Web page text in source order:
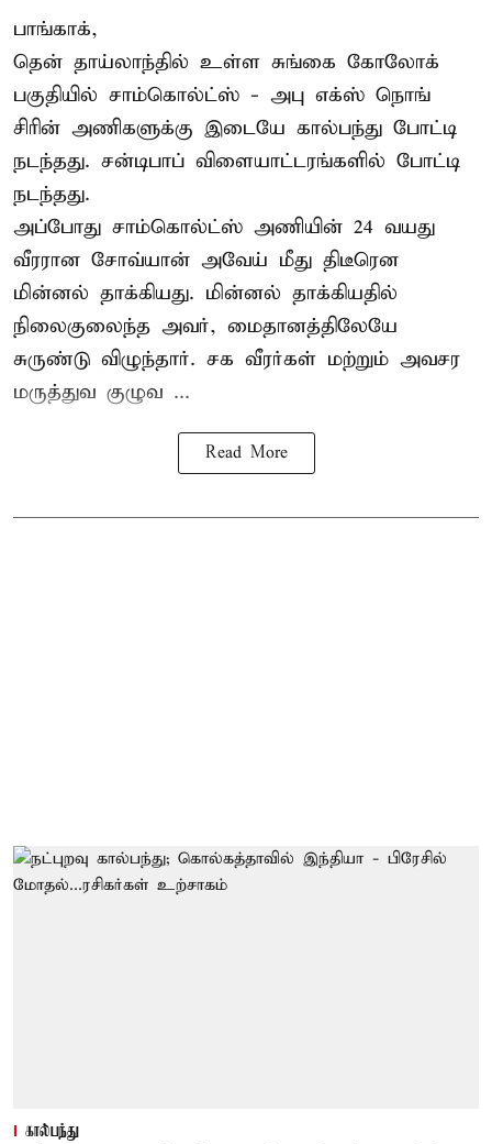
பாங்காக்,
தென் தாய்லாந்தில் உள்ள சுங்கை கோலோக்
பகுதியில் சாம்கொல்ட்ஸ் - அபு எக்ஸ் நொங்
சிரின் அணிகளுக்கு இடையே கால்பந்து போட்டி
நடந்தது. சன்டிபாப் விளையாட்டரங்களில் போட்டி
நடந்தது.
அப்போது சாம்கொல்ட்ஸ் அணியின் 24 வயது
வீரரான சோவ்யான் அவேய் மீது திடீரென
மின்னல் தாக்கியது. மின்னல் தாக்கியதில்
நிலைகுலைந்த அவர், மைதானத்திலேயே
சுருண்டு விழுந்தார். சக வீரர்கள் மற்றும் அவசர
மருத்துவ குழுவ ...
Read More
கால்பந்து